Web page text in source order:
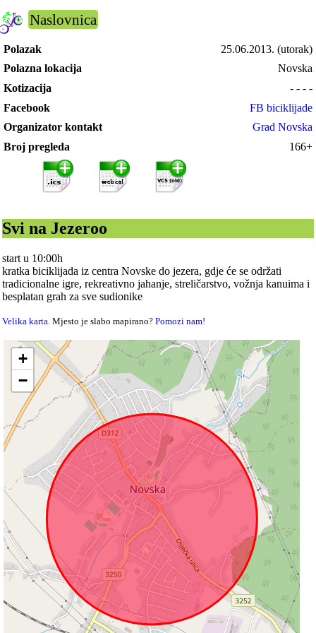
Naslovnica
Polazak 25.06.2013. (utorak)
Polazna lokacija
Novska
Kotizacija
- - - -
Facebook
FB biciklijade
Organizator kontakt
Grad Novska
Broj pregleda
166+
Svi na Jezeroo
start u 10:00h
kratka biciklijada iz centra Novske do jezera, gdje će se održati
tradicionalne igre, rekreativno jahanje, streličarstvo, vožnja kanuima i
besplatan grah za sve sudionike
Velika karta . Mjesto je slabo mapirano?Pomozi nam!
+
−